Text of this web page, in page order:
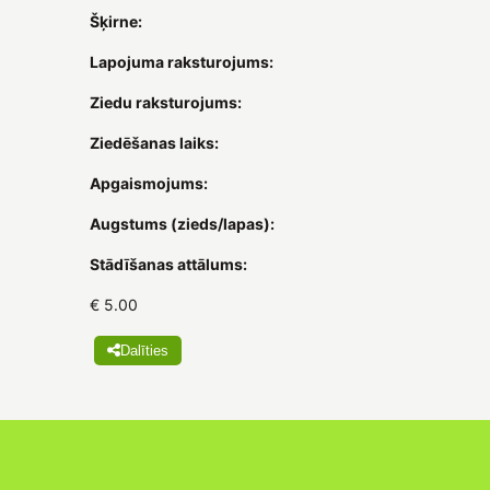
Šķirne:
Lapojuma raksturojums:
Ziedu raksturojums:
Ziedēšanas laiks:
Apgaismojums:
Augstums (zieds/lapas):
Stādīšanas attālums:
€ 5.00
Dalīties